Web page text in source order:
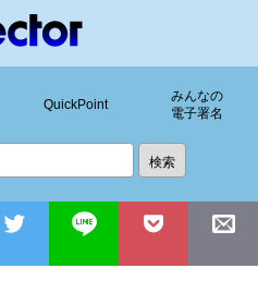
QuickPoint
みんなの
電子署名